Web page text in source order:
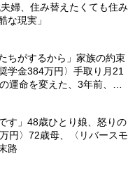
婦、住み替えたくても住み
な現実」
ちがするから」家族の約束
学金384万円〉手取り月21
運命を変えた、3年前、見
す」48歳ひとり娘、怒りの
円〉72歳母、〈リバースモ
路